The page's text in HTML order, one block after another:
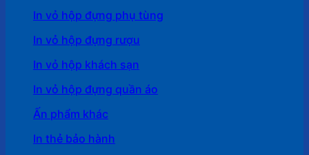
In vỏ hộp đựng phụ tùng
In vỏ hộp đựng rượu
In vỏ hộp khách sạn
In vỏ hộp đựng quần áo
Ấn phẩm khác
In thẻ bảo hành